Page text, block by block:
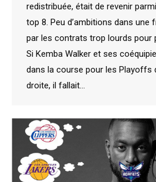
redistribuée, était de revenir
top 8. Peu d’ambitions dans une
par les contrats trop lourds pour
Si Kemba Walker et ses
dans la course pour les Playoffs
droite, il fallait…